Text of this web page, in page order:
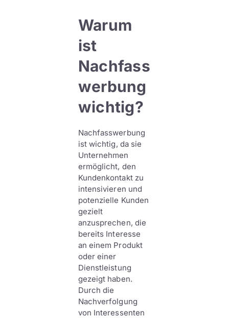
Warum
ist
Nachfass
werbung
wichtig?
Nachfasswerbung
ist wichtig, da sie
Unternehmen
ermöglicht, den
Kundenkontakt zu
intensivieren und
potenzielle Kunden
gezielt
anzusprechen, die
bereits Interesse
an einem Produkt
oder einer
Dienstleistung
gezeigt haben.
Durch die
Nachverfolgung
von Interessenten